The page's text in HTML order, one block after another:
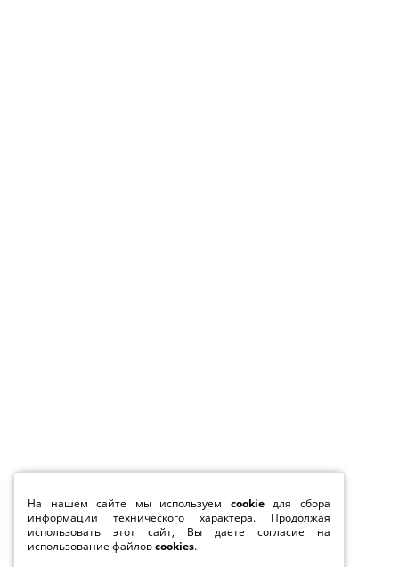
На нашем сайте мы используем cookieдля сбора
информации технического характера. Продолжая
использовать этот сайт, Вы даете согласие на
использование файловcookies.